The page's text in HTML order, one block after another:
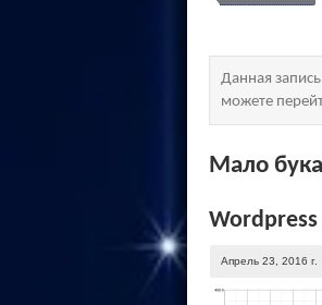
Данная
можете
Мало
Wordpress
Апрель 23, 2016 г.